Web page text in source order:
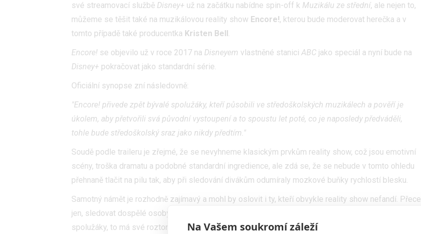
své streamovací službě Disney+ už na začátku nabídne spin-off k Muzikálu ze střední, ale nejen to,
můžeme se těšit také na muzikálovou reality show Encore!, kterou bude moderovat herečka a v
tomto případě také producentka Kristen Bell .
Encore! se objevilo už v roce 2017 na Disneyem vlastněné stanici ABC jako speciál a nyní bude na
Disney+ pokračovat jako standardní série.
Oficiální synopse zní následovně:
"Encore! přivede zpět bývalé spolužáky, kteří působili ve středoškolských muzikálech a pověří je
úkolem, aby přetvořili svá původní vystoupení a to spoustu let poté, co je naposledy předváděli,
tohle bude středoškolský sraz jako nikdy předtím."
Soudě podle traileru je zřejmé, že se nevyhneme klasickým prvkům reality show, což jsou emotivní
scény, troška dramatu a podobné standardní ingredience, ale zdá se, že se nebude v tomto ohledu
přehnaně tlačit na pilu tak, aby při sledování divákům odumíraly mozkové buňky rychlostí blesku.
Samotný námět je rozhodně zajímavý a mohl by oslovit i ty, kteří obvykle reality show nefandí. Přece
jen, sledovat dospělé osoby, které se "vrátí" do svých pubertálních let, kdy hopsaly na podiu před
spolužáky, to má své roztomile nostalgické kouzlo.Na Vašem soukromí záleží